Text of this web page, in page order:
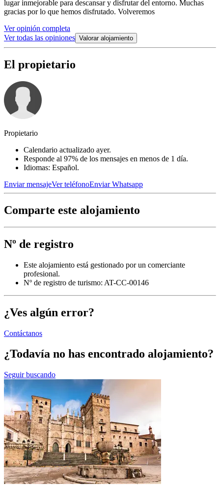
lugar inmejorable para descansar y disfrutar del entorno. Muchas
gracias por lo que hemos disfrutado. Volveremos
Ver opinión completa
Ver todas las opiniones Valorar alojamiento
El propietario
Propietario
Calendario actualizado ayer.
Responde al 97% de los mensajes en menos de 1 día.
Idiomas: Español.
Enviar mensajeVer teléfonoEnviar Whatsapp
Comparte este alojamiento
Nº de registro
Este alojamiento está gestionado por un comerciante
profesional.
Nº de registro de turismo: AT-CC-00146
¿Ves algún error?
Contáctanos
¿Todavía no has encontrado alojamiento?
Seguir buscando